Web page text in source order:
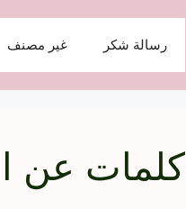
رسالة شكر غير مصنف
كلمات عن